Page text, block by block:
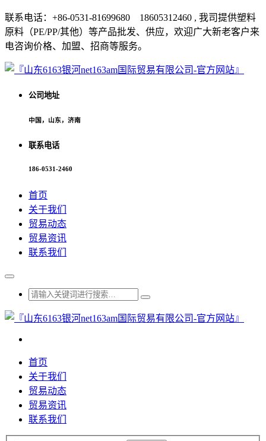
联系电话：+86-0531-81699680 18605312460 , 我司提供塑料
原料（PE/PP/其他）等产品批发、供应，欢迎广大新老客户来
电咨询价格、加盟、招商等服务。
公司地址
中国，山东，济南
联系电话
186-0531-2460
首页
关于我们
贸易动态
贸易资讯
联系我们
首页
关于我们
贸易动态
贸易资讯
联系我们